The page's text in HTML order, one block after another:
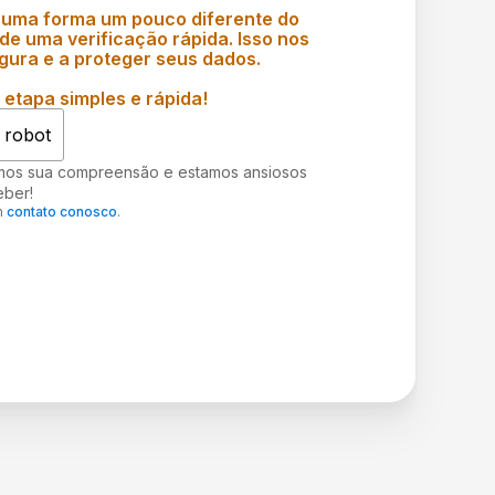
forma um pouco diferente do
uma verificação rápida. Isso nos
e a proteger seus dados.
simples e rápida!
robot
sua compreensão e estamos ansiosos
contato conosco.